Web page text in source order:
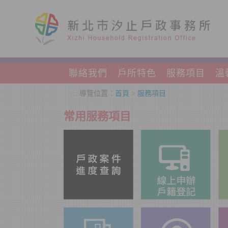
聯絡我們 戶所特色 服務項目 溫
::: 導覽位置： 首頁 > 服務項目
常用服務項目